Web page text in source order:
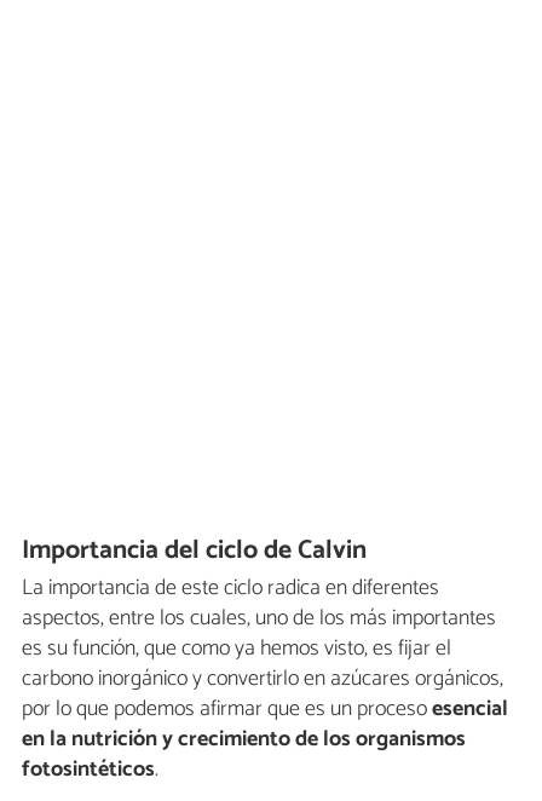
Importancia del ciclo de Calvin
La importancia de este ciclo radica en diferentes
aspectos, entre los cuales, uno de los más importantes
es su función, que como ya hemos visto, es fijar el
carbono inorgánico y convertirlo en azúcares orgánicos,
por lo que podemos afirmar que es un procesoesencial
en la nutrición y crecimiento de los organismos
fotosintéticos.